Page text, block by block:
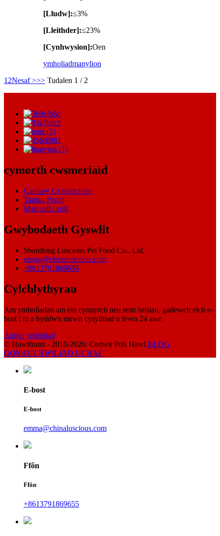
[Lludw]:≤3%
[Lleithder]:≤23%
[Cynhwysion]:Oen
ymholiadmanylion
1 2Nesaf >>> Tudalen 1 / 2
cymorth cwsmeriaid
Canllaw Cynhyrchion
Tagiau Poeth
Map safle.xml
Gwybodaeth Gyswllt
Shandong Luscious Pet Food Co., Ltd.
emma@chinaluscious.com
+8613791869655
Cylchlythyrau
Am ymholiadau am ein cynnyrch neu restr brisiau, gadewch eich e-
bost i ni a byddwn mewn cysylltiad o fewn 24 awr.
Anfon ymholiad
© Hawlfraint - 2010-2026: Cedwir Pob Hawl.BLOG
GORAUCHWILIAD UCHAF
E-bost
E-bost
emma@chinaluscious.com
Ffôn
Ffôn
+8613791869655